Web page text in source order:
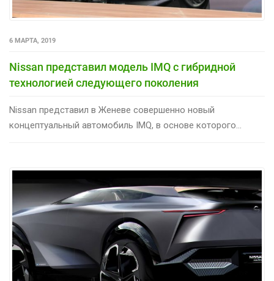
6 МАРТА, 2019
Nissan представил модель IMQ с гибридной
технологией следующего поколения
Nissan представил в Женеве совершенно новый
концептуальный автомобиль IMQ, в основе которого...